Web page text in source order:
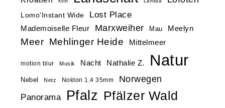
Köln
Lomo'Instant Wide Lost Place
Mademoiselle Fleur Marxweiher Mau Meelyn
Meer Mehlinger Heide Mittelmeer
motion blur Musik Nacht Nathalie Z. Natur
Nebel Netz Nokton 1.4 35mm Norwegen
Panorama Pfalz Pfälzer Wald